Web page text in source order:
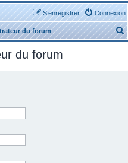
Connexion
S’enregistrer
du forum
e
du forum